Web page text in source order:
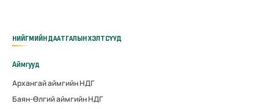
НИЙГМИЙН ДААТГАЛЫН ХЭЛТСҮҮД
Аймгууд
Архангай аймгийн НДГ
Баян-Өлгий аймгийн НДГ